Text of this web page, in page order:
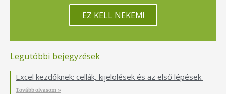
EZ KELL NEKEM!
Legutóbbi bejegyzések
Excel kezdőknek: cellák, kijelölések és az első lépések
Tovább olvasom »